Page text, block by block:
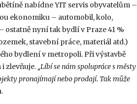
nabídne YIT servis obyvatelům –
ekonomiku – automobil, kolo,
nyní tak bydlí v Praze 41 %
stavební práce, materiál atd.)
bydlení v metropoli. Při výstavbě
zlevňuje. „Líbí se nám spolupráce s městy
pronajímají nebo prodají. Tak může